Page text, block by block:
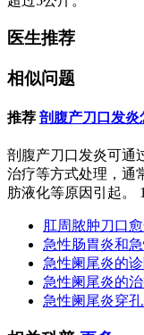
医生推荐
相似问题
推荐 剖腹产刀口发炎
剖腹产刀口发炎可通
治疗等方式处理，通
肪液化等原因引起。
肛周脓肿刀口
急性肠胃炎和
急性阑尾炎的
急性阑尾炎的
急性阑尾炎穿